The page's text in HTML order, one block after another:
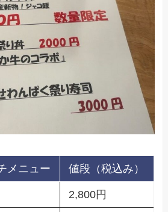
メニュー 値段（税込み）
2,800円